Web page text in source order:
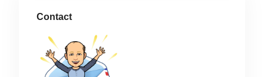
Contact